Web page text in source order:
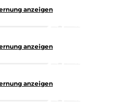
anzeigen
anzeigen
anzeigen